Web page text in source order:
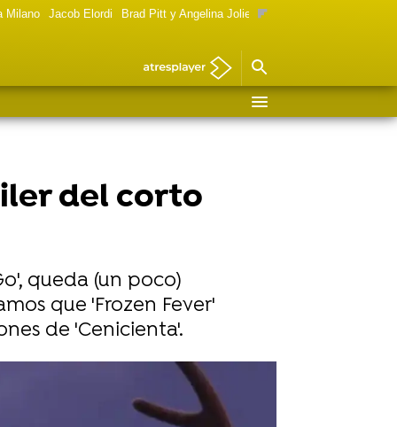
Milano Jacob Elordi Brad Pitt y Angelina Jolie Mujeres Goya 2024
del corto
queda (un poco)
que 'Frozen Fever'
de 'Cenicienta'.